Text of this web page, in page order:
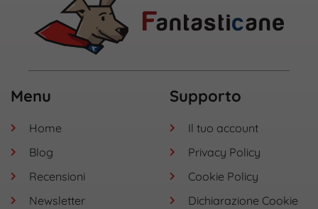
Menu
Home
Blog
Recensioni
Newsletter
Supporto
Il tuo account
Privacy Policy
Cookie Policy
Dichiarazione Cookie